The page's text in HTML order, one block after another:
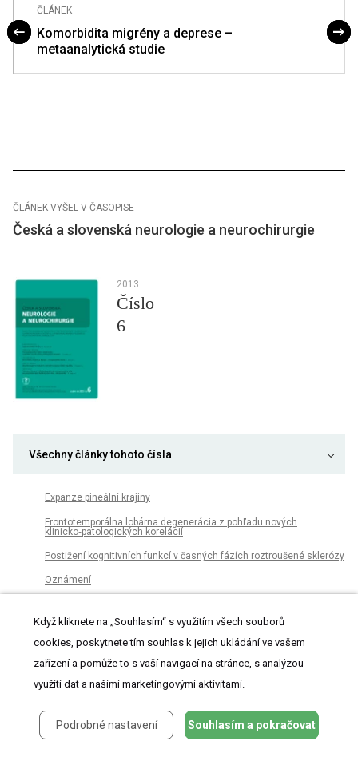
ČLÁNEK
Komorbidita migrény a deprese –
metaanalytická studie
ČLÁNEK VYŠEL V ČASOPISE
Česká a slovenská neurologie a neurochirurgie
2013
Číslo
6
Všechny články tohoto čísla
Expanze pineální krajiny
Frontotemporálna lobárna degenerácia z pohľadu nových
klinicko‑patologických korelácií
Postižení kognitivních funkcí v časných fázích roztroušené sklerózy
Oznámení
Vplyv prostredia virtuálnej reality počas roboticky asistovaného
lokomočného tréningu na motorické funkcie pacientov s detskou
mozgovou obrnou
Komorbidita migrény a deprese – metaanalytická studie
Telemetrický monitoring intrakraniálního tlaku v dia­gnostice
hydrocefalu a nitrolební hypertenze
Když kliknete na „Souhlasím“ s využitím všech souborů
cookies, poskytnete tím souhlas k jejich ukládání ve vašem
zařízení a pomůže to s vaší navigací na stránce, s analýzou
využití dat a našimi marketingovými aktivitami.
Podrobné nastavení Souhlasím a pokračovat